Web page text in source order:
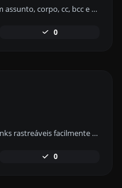
Gere links de e-mail profundos com assunto, corpo, cc, bcc e código HTML usando nossa ferramenta geradora de links mailto.
0
Adicione parâmetros UTM e gere links rastreáveis facilmente com nossa ferramenta de geração de links UTM para um acompanhamento eficaz de campanhas.
0